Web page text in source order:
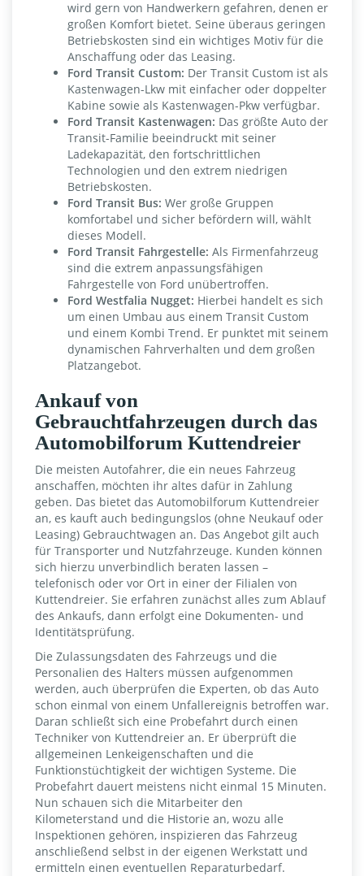
wird gern von Handwerkern gefahren, denen er
großen Komfort bietet. Seine überaus geringen
Betriebskosten sind ein wichtiges Motiv für die
Anschaffung oder das Leasing.
Ford Transit Custom: Der Transit Custom ist als
Kastenwagen-Lkw mit einfacher oder doppelter
Kabine sowie als Kastenwagen-Pkw verfügbar.
Ford Transit Kastenwagen: Das größte Auto der
Transit-Familie beeindruckt mit seiner
Ladekapazität, den fortschrittlichen
Technologien und den extrem niedrigen
Betriebskosten.
Ford Transit Bus: Wer große Gruppen
komfortabel und sicher befördern will, wählt
dieses Modell.
Ford Transit Fahrgestelle: Als Firmenfahrzeug
sind die extrem anpassungsfähigen
Fahrgestelle von Ford unübertroffen.
Ford Westfalia Nugget: Hierbei handelt es sich
um einen Umbau aus einem Transit Custom
und einem Kombi Trend. Er punktet mit seinem
dynamischen Fahrverhalten und dem großen
Platzangebot.
Ankauf von
Gebrauchtfahrzeugen durch das
Automobilforum Kuttendreier
Die meisten Autofahrer, die ein neues Fahrzeug
anschaffen, möchten ihr altes dafür in Zahlung
geben. Das bietet das Automobilforum Kuttendreier
an, es kauft auch bedingungslos (ohne Neukauf oder
Leasing) Gebrauchtwagen an. Das Angebot gilt auch
für Transporter und Nutzfahrzeuge. Kunden können
sich hierzu unverbindlich beraten lassen –
telefonisch oder vor Ort in einer der Filialen von
Kuttendreier. Sie erfahren zunächst alles zum Ablauf
des Ankaufs, dann erfolgt eine Dokumenten- und
Identitätsprüfung.
Die Zulassungsdaten des Fahrzeugs und die
Personalien des Halters müssen aufgenommen
werden, auch überprüfen die Experten, ob das Auto
schon einmal von einem Unfallereignis betroffen war.
Daran schließt sich eine Probefahrt durch einen
Techniker von Kuttendreier an. Er überprüft die
allgemeinen Lenkeigenschaften und die
Funktionstüchtigkeit der wichtigen Systeme. Die
Probefahrt dauert meistens nicht einmal 15 Minuten.
Nun schauen sich die Mitarbeiter den
Kilometerstand und die Historie an, wozu alle
Inspektionen gehören, inspizieren das Fahrzeug
anschließend selbst in der eigenen Werkstatt und
ermitteln einen eventuellen Reparaturbedarf.